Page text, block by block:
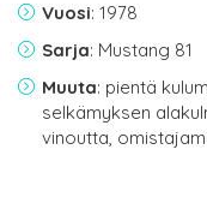
Vuosi: 1978
Sarja: Mustang 81
Muuta: pientä
selkämyksen
vinoutta,